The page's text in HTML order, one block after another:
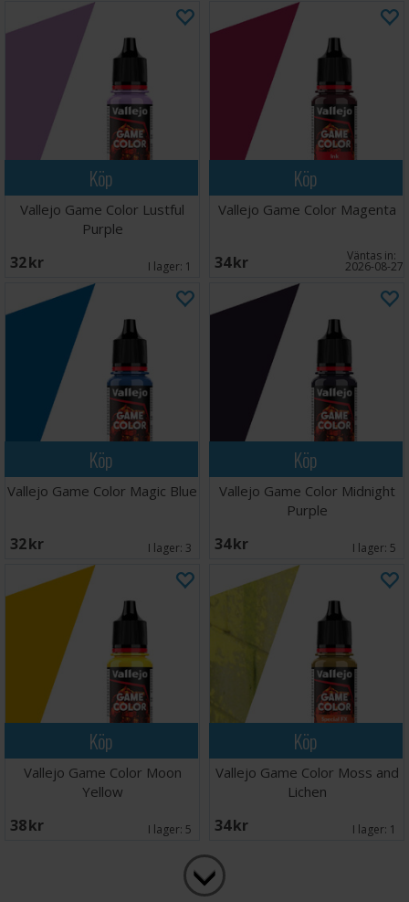
Köp
Vallejo Game Color Lustful
Purple
32 SEK I lager: 1
Köp
Vallejo Game Color Magenta
34 SEK Väntas in:
2026-08-27
Köp
Vallejo Game Color Magic Blue
32 SEK I lager: 3
Köp
Vallejo Game Color Midnight
Purple
34 SEK I lager: 5
Köp
Vallejo Game Color Moon
Yellow
38 SEK I lager: 5
Köp
Vallejo Game Color Moss and
Lichen
34 SEK I lager: 1